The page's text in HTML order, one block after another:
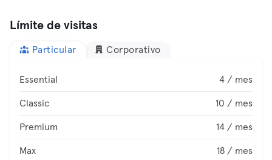
Límite de visitas
Particular Corporativo
Essential 4 / mes
Classic 10 / mes
Premium 14 / mes
Max 18 / mes